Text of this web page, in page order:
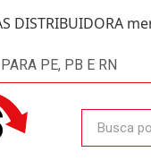
DISTRIBUIDORA
PE, PB E RN